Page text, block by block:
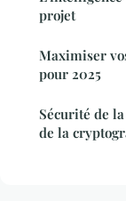
projet
Maximiser
pour 2025
Sécurité de
de la